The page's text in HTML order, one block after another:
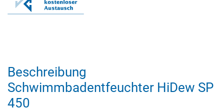
Beschreibung
Schwimmbadentfeuchter HiDew SP
450